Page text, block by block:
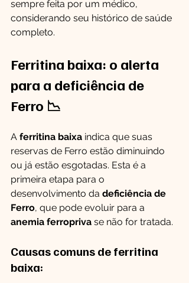
sempre feita por um médico,
considerando seu histórico de saúde
completo.
Ferritina baixa: o alerta
para a deficiência de
Ferro 📉
A ferritina baixa indica que suas
reservas de Ferro estão diminuindo
ou já estão esgotadas. Esta é a
primeira etapa para o
desenvolvimento da deficiência de
Ferro, que pode evoluir para a
anemia ferropriva se não for tratada.
Causas comuns de ferritina
baixa: